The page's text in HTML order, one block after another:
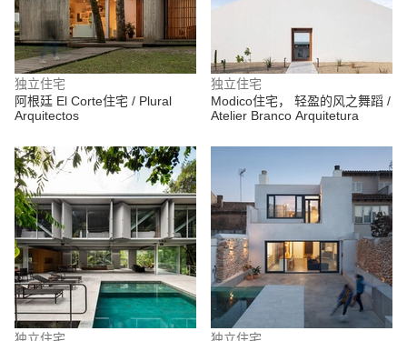
独立住宅
阿根廷 El Corte住宅 / Plural
Arquitectos
独立住宅
Modico住宅， 轻盈的风之舞蹈 /
Atelier Branco Arquitetura